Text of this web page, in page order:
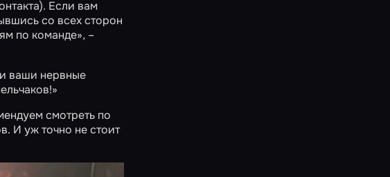
Если вам
со всех сторон
по команде», –
ваши нервные
смотреть по
И уж точно не стоит